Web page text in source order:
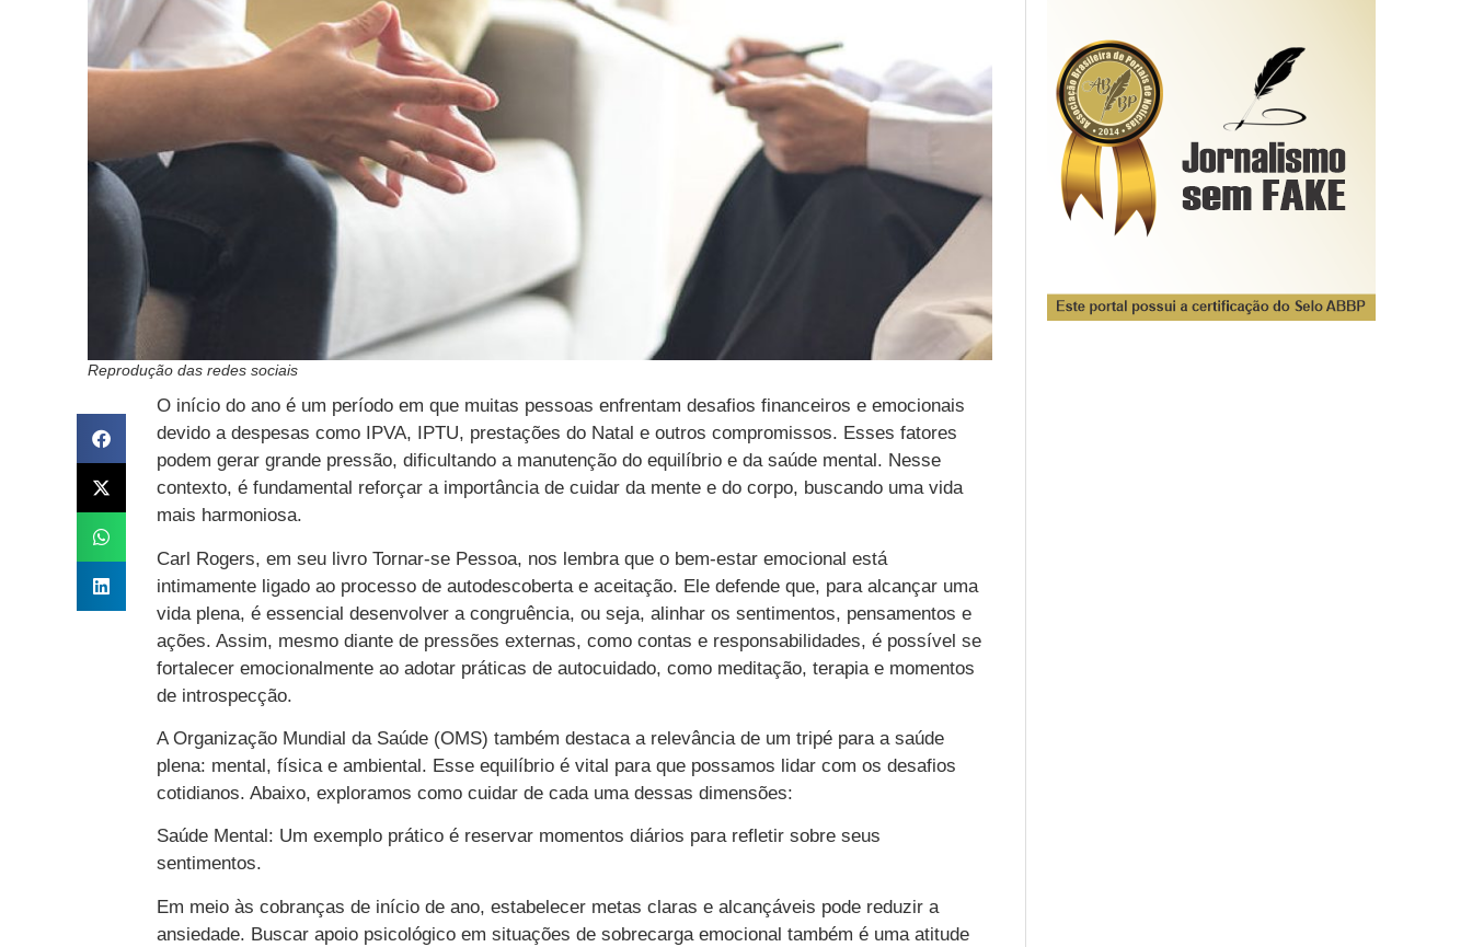
Reprodução das redes sociais
O início do ano é um período em que muitas pessoas enfrentam desafios financeiros e emocionais
devido a despesas como IPVA, IPTU, prestações do Natal e outros compromissos. Esses fatores
podem gerar grande pressão, dificultando a manutenção do equilíbrio e da saúde mental. Nesse
contexto, é fundamental reforçar a importância de cuidar da mente e do corpo, buscando uma vida
mais harmoniosa.
Carl Rogers, em seu livro Tornar-se Pessoa, nos lembra que o bem-estar emocional está
intimamente ligado ao processo de autodescoberta e aceitação. Ele defende que, para alcançar uma
vida plena, é essencial desenvolver a congruência, ou seja, alinhar os sentimentos, pensamentos e
ações. Assim, mesmo diante de pressões externas, como contas e responsabilidades, é possível se
fortalecer emocionalmente ao adotar práticas de autocuidado, como meditação, terapia e momentos
de introspecção.
A Organização Mundial da Saúde (OMS) também destaca a relevância de um tripé para a saúde
plena: mental, física e ambiental. Esse equilíbrio é vital para que possamos lidar com os desafios
cotidianos. Abaixo, exploramos como cuidar de cada uma dessas dimensões:
Saúde Mental: Um exemplo prático é reservar momentos diários para refletir sobre seus
sentimentos.
Em meio às cobranças de início de ano, estabelecer metas claras e alcançáveis pode reduzir a
ansiedade. Buscar apoio psicológico em situações de sobrecarga emocional também é uma atitude